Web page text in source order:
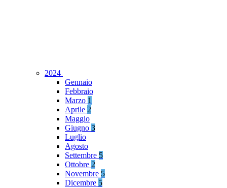
2024
Gennaio
Febbraio
Marzo 1
Aprile 2
Maggio
Giugno 3
Luglio
Agosto
Settembre 5
Ottobre 2
Novembre 5
Dicembre 5